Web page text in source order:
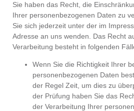
Sie haben das Recht, die
Ihrer personenbezogenen Daten zu
Sie sich jederzeit unter der im
Adresse an uns wenden. Das Recht
Verarbeitung besteht in folgenden
Wenn Sie die Richtigkeit Ihrer
personenbezogenen Daten
der Regel Zeit, um dies zu
der Prüfung haben Sie das
der Verarbeitung Ihrer